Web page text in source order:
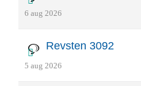
6 aug 2026
Revsten 3092
5 aug 2026